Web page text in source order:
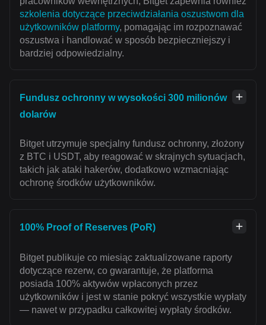
szkolenia dotyczące przeciwdziałania oszustwom dla
użytkowników platformy, pomagając im rozpoznawać
oszustwa i handlować w sposób bezpieczniejszy i
bardziej odpowiedzialny.
Fundusz ochronny w wysokości 300 milionów
dolarów
Bitget utrzymuje specjalny fundusz ochronny, złożony
z BTC i USDT, aby reagować w skrajnych sytuacjach,
takich jak ataki hakerów, dodatkowo wzmacniając
ochronę środków użytkowników.
100% Proof of Reserves (PoR)
Bitget publikuje co miesiąc zaktualizowane raporty
dotyczące rezerw, co gwarantuje, że platforma
posiada 100% aktywów wpłaconych przez
użytkowników i jest w stanie pokryć wszystkie wypłaty
— nawet w przypadku całkowitej wypłaty środków.